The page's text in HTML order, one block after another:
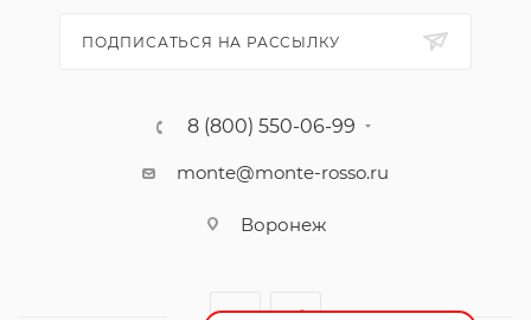
ПОДПИСАТЬСЯ НА РАССЫЛКУ
8 (800) 550-06-99
monte@monte-rosso.ru
Воронеж